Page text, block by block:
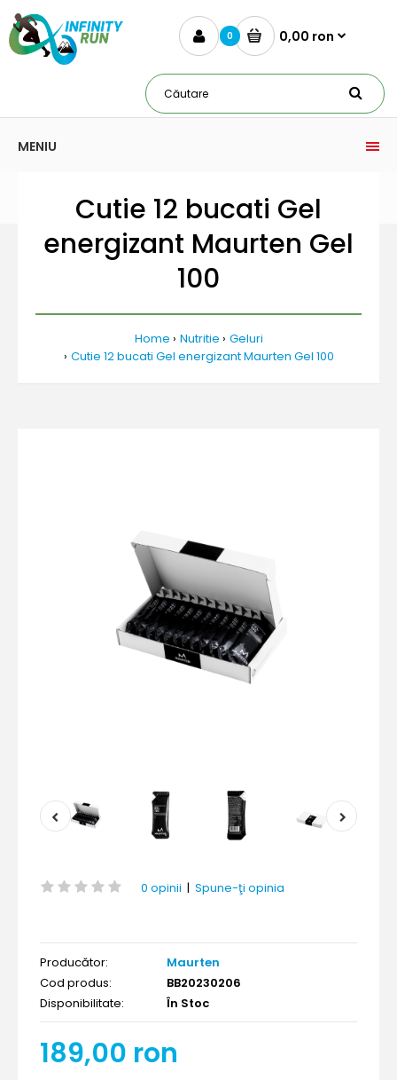
0 0,00 ron
MENIU
Cutie 12 bucati Gel
energizant Maurten Gel
100
Home Nutritie
Geluri
Cutie 12 bucati Gel energizant Maurten Gel 100
0 opinii | Spune-ţi opinia
Producător:
Maurten
Cod produs:
BB20230206
Disponibilitate:
În Stoc
189,00 ron